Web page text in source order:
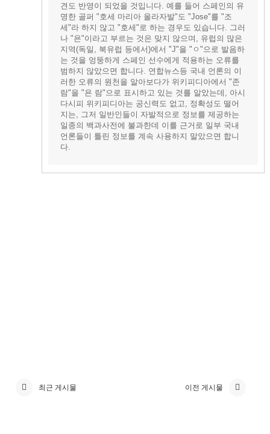
견도 반영이 되었을 것입니다. 예를 들어 스페인의 유
명한 골퍼 "호세 마리아 올라자발"도 "Jose"를 "조
세"라 하지 않고 "호세"로 하는 경우도 있습니다. 그러
나 "욘"이라고 부르는 것은 맞지 않으며, 유럽의 많은
지역(독일, 북유럽 등에서)에서 "J"을 "ㅇ"으로 발음하
는 것을 엉뚱하게 스페인 선수에게 적용하는 오류를
범하지 않았으면 합니다. 연합뉴스등 국내 언론의 이
러한 오류의 원천을 알아보다가 위키피디아에서 "존
람"을 "욘 람"으로 표시하고 있는 것를 알았는데, 아시
다시피 위키피디아는 공신력도 없고, 정확성도 떨어
지는, 그저 일반인들이 자발적으로 정보를 제공하는
일종의 백과사전에 불과한데 이를 근거로 일부 국내
언론들이 틀린 정보를 계속 사용하지 말았으면 합니
다.
최근 게시물 이전 게시물